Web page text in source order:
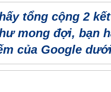
tổng cộng 2
mong đợi, bạn
của Google